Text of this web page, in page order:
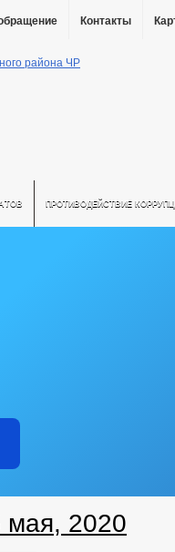
Контакты
ПРОТИВОДЕЙСТВИЕ
мая, 2020